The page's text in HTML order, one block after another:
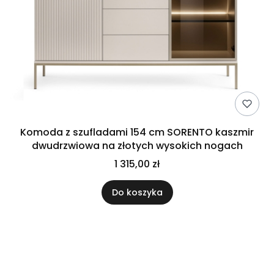
Komoda z szufladami 154 cm SORENTO kaszmir
dwudrzwiowa na złotych wysokich nogach
1 315,00 zł
Do koszyka